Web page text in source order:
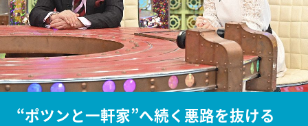
“ポツンと一軒家”へ続く悪路を抜ける